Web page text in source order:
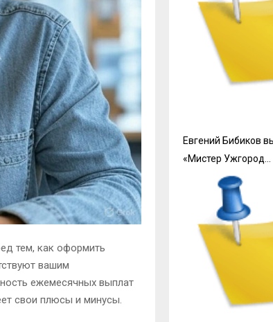
тем, как оформить
вашим
ежемесячных выплат
свои плюсы и минусы.
Евгений Бибиков
«Мистер Ужгород…